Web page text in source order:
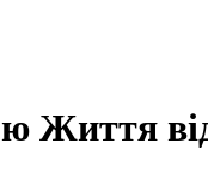
Життя